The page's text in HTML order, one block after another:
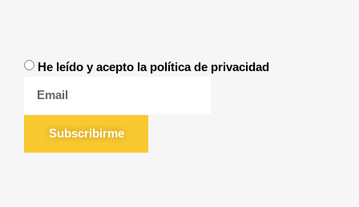
He leído y acepto la política de privacidad
Subscribirme